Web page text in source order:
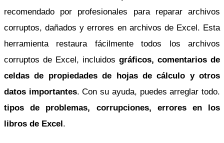
recomendado por profesionales para reparar archivos
corruptos, dañados y errores en archivos de Excel. Esta
herramienta restaura fácilmente todos los archivos
corruptos de Excel, incluidos gráficos, comentarios de
celdas de propiedades de hojas de cálculo y otros
datos importantes. Con su ayuda, puedes arreglar todo.
tipos de problemas, corrupciones, errores en los
libros de Excel .